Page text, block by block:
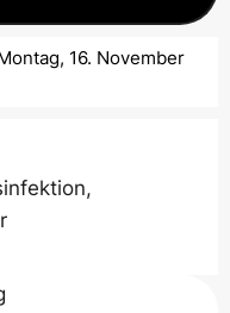
16. November
,